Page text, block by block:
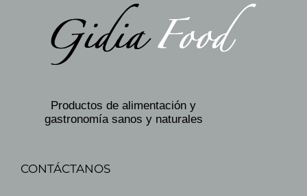
Productos de alimentación y
gastronomía sanos y naturales
CONTÁCTANOS